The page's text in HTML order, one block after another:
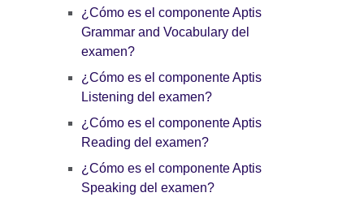
¿Cómo es el componente Aptis
Grammar and Vocabulary del
examen?
¿Cómo es el componente Aptis
Listening del examen?
¿Cómo es el componente Aptis
Reading del examen?
¿Cómo es el componente Aptis
Speaking del examen?